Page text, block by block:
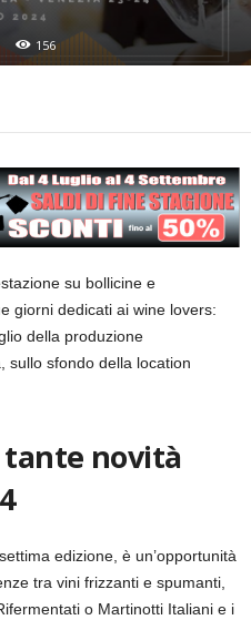
156
su bollicine e
giorni dedicati ai wine lovers:
della produzione
sullo sfondo della location
tante novità
edizione, è un’opportunità
tra vini frizzanti e spumanti,
o Martinotti Italiani e i